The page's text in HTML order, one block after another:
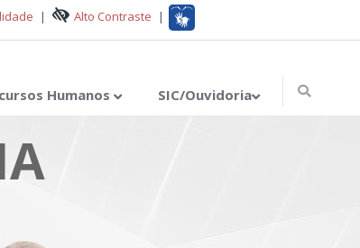
| Alto Contraste |
Humanos SIC/Ouvidoria